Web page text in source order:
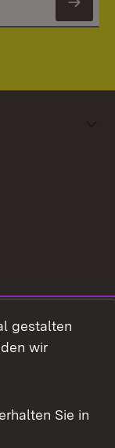
gestalten
wir
Sie in